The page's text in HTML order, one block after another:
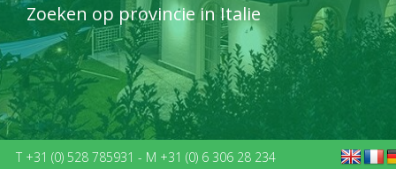
Zoeken op provincie in Italie
T +31 (0) 528 785931 - M +31 (0) 6 306 28 234